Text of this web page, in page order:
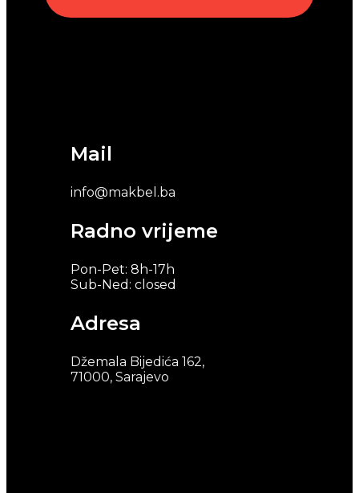
Mail
info@makbel.ba
Radno vrijeme
Pon-Pet: 8h-17h
Sub-Ned: closed
Adresa
Džemala Bijedića 162,
71000, Sarajevo